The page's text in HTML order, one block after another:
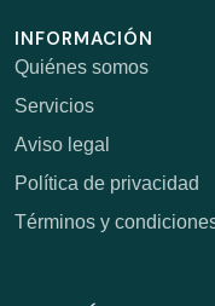
INFORMACIÓN
Quiénes somos
Servicios
Aviso legal
Política de privacidad
Términos y